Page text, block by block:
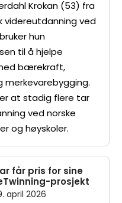
Krokan (53) fra
ved
hun
til å hjelpe
bærekraft,
merkevarebygging.
at stadig flere tar
ved norske
og høyskoler.
får pris for sine
prosjekt
april 2026